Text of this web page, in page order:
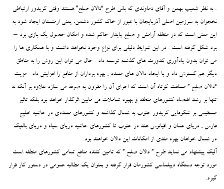
. به نظر شعیب بهمن و آقای دماوندی که بانی طرح “دالان صلح” هستند وقتی کریدور ارتباطی
نخجوان به سرزمین اصلی آذربایجان با عبور از خاک کشور دشمن، یعنی ارمنستان ایجاد شود به
این معنی است که در منطقه آرامش و صلح پایدار حاکم شده و امکان حصول یک بازی برد –
برد شکل گرفته است . در این شرایط دلیلی برای نزاع وجود نخواهد داشت و با همکاری ها را
می توان بدون یادآوری کدورت های گذشته توسعه داد . حال می توان این روش را به مناطق
دیگر هم گسترش داد و با ایجاد دالان های متعدد , بهره برداران از منافع را افزایش داد . مزیت
“دالان صلح ” مسافت کوتاه آن است که اجرای آن را مقرون به صرفه می سازد علاوه بر آنکه نه
تنها بر رشد اقتصاد کشورهای منطقه و بهبود تعاملات فی مابین اثرگذار خواهد بود بلکه تاثیر
مستقیمی بر شکوفایی کریدور جنوب به شمال گذاشته و کشورهای متعددی در حاشیه خلیج
فارس , دریای عمان و اقیانوس هند در جنوب تا کشورهای حاشیه دریای سیاه و دریای بالتیک
در شمال خواهان بهره مندی از امکانات این دالان خواهند بود.
آلیک پیشنهاد می نماید طرح ” دالان صلح ” که تامین کننده منافع تمامی کشورهای منطقه است
مورد توجه دستگاه دیپلماسی کشورمان قرار گرفته و بعنوان یک مطالبه عمومی در دستور کار قرار
گیرد.